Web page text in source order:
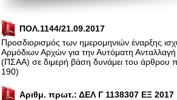
ΠΟΛ.1144/21.09.2017
Προσδιορισμός των ημερομηνιών έναρξης
Αρμόδιων Αρχών για την Αυτόματη
(ΠΣΑΑ) σε διμερή βάση δυνάμει του άρθρου
190)
Αριθμ. πρωτ.: ΔΕΛ Γ 1138307 ΕΞ 2017